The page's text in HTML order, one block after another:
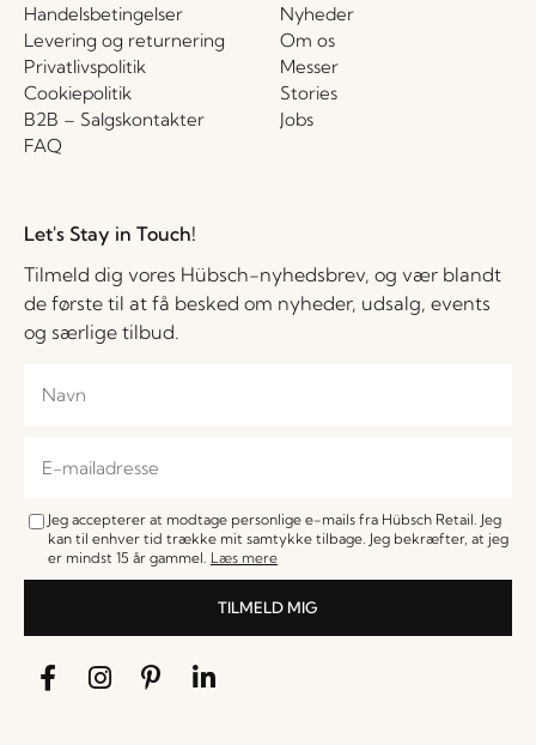
Handelsbetingelser
Levering og returnering
Privatlivspolitik
Cookiepolitik
B2B – Salgskontakter
FAQ
Nyheder
Om os
Messer
Stories
Jobs
Let's Stay in Touch!
Tilmeld dig vores Hübsch-nyhedsbrev, og vær blandt
de første til at få besked om nyheder, udsalg, events
og særlige tilbud.
Jeg accepterer at modtage personlige e-mails fra Hübsch Retail. Jeg
kan til enhver tid trække mit samtykke tilbage. Jeg bekræfter, at jeg
er mindst 15 år gammel. Læs mere
TILMELD MIG